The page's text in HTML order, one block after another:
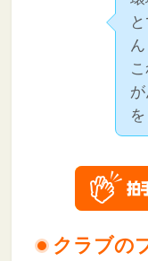
ん
クラブの